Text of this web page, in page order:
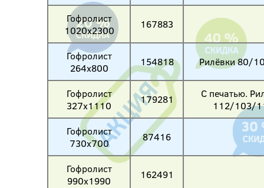
Гофролист
1020х2300
167883
Гофролист
264х800
154818 Рилёвки 80/
Гофролист
327х1110
179281
С печатью.
112/103/
Гофролист
730х700
87416
Гофролист
990х1990
162491